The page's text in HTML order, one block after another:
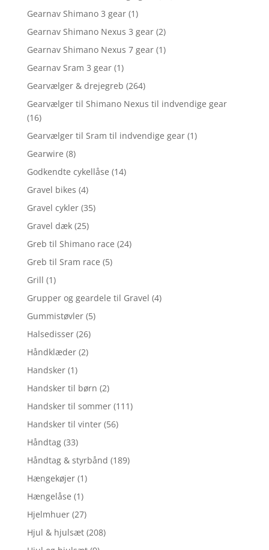
Gearnav Shimano 3 gear (1)
Gearnav Shimano Nexus 3 gear (2)
Gearnav Shimano Nexus 7 gear (1)
Gearnav Sram 3 gear (1)
Gearvælger & drejegreb (264)
Gearvælger til Shimano Nexus til indvendige gear
(16)
Gearvælger til Sram til indvendige gear (1)
Gearwire (8)
Godkendte cykellåse (14)
Gravel bikes (4)
Gravel cykler (35)
Gravel dæk (25)
Greb til Shimano race (24)
Greb til Sram race (5)
Grill (1)
Grupper og geardele til Gravel (4)
Gummistøvler (5)
Halsedisser (26)
Håndklæder (2)
Handsker (1)
Handsker til børn (2)
Handsker til sommer (111)
Handsker til vinter (56)
Håndtag (33)
Håndtag & styrbånd (189)
Hængekøjer (1)
Hængelåse (1)
Hjelmhuer (27)
Hjul & hjulsæt (208)